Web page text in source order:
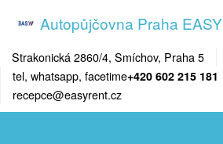
Autopůjčovna Praha EASY
Strakonická 2860/4, Smíchov, Praha 5
tel, whatsapp, facetime+420 602 215 181
recepce@easyrent.cz